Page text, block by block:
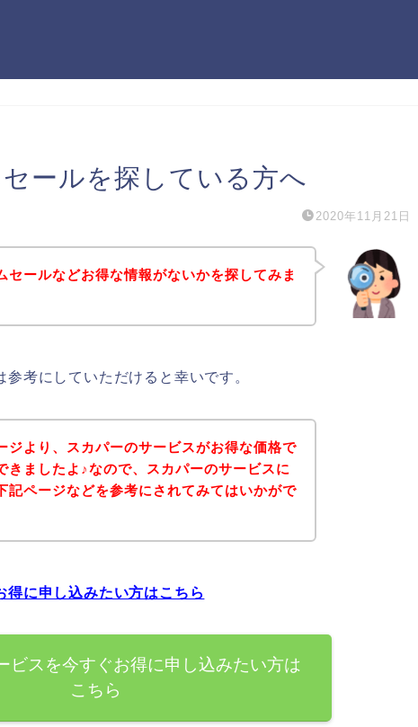
ールを探している方へ
2020年11月21日
セールなどお得な情報がないかを探してみま
考にしていただけると幸いです。
ジより、スカパーのサービスがお得な価格で
きましたよ♪なので、スカパーのサービスに
記ページなどを参考にされてみてはいかがで
得に申し込みたい方はこちら
ビスを今すぐお得に申し込みたい方は
こちら